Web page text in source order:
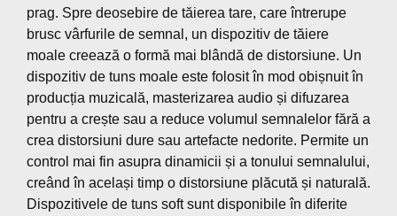
prag. Spre deosebire de tăierea tare, care întrerupe
brusc vârfurile de semnal, un dispozitiv de tăiere
moale creează o formă mai blândă de distorsiune. Un
dispozitiv de tuns moale este folosit în mod obișnuit în
producția muzicală, masterizarea audio și difuzarea
pentru a crește sau a reduce volumul semnalelor fără a
crea distorsiuni dure sau artefacte nedorite. Permite un
control mai fin asupra dinamicii și a tonului semnalului,
creând în același timp o distorsiune plăcută și naturală.
Dispozitivele de tuns soft sunt disponibile în diferite